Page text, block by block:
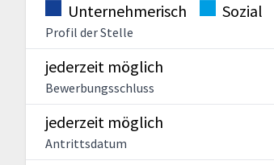
Unternehmerisch Sozial
Profil der Stelle
jederzeit möglich
Bewerbungsschluss
jederzeit möglich
Antrittsdatum